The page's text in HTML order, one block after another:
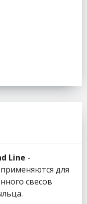
Line -
для
свесов